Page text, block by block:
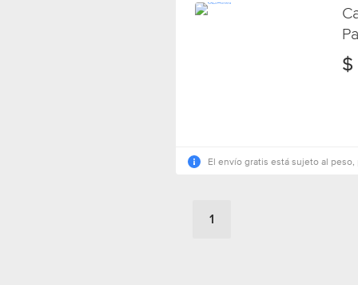
$
El envío gratis está sujeto al
1